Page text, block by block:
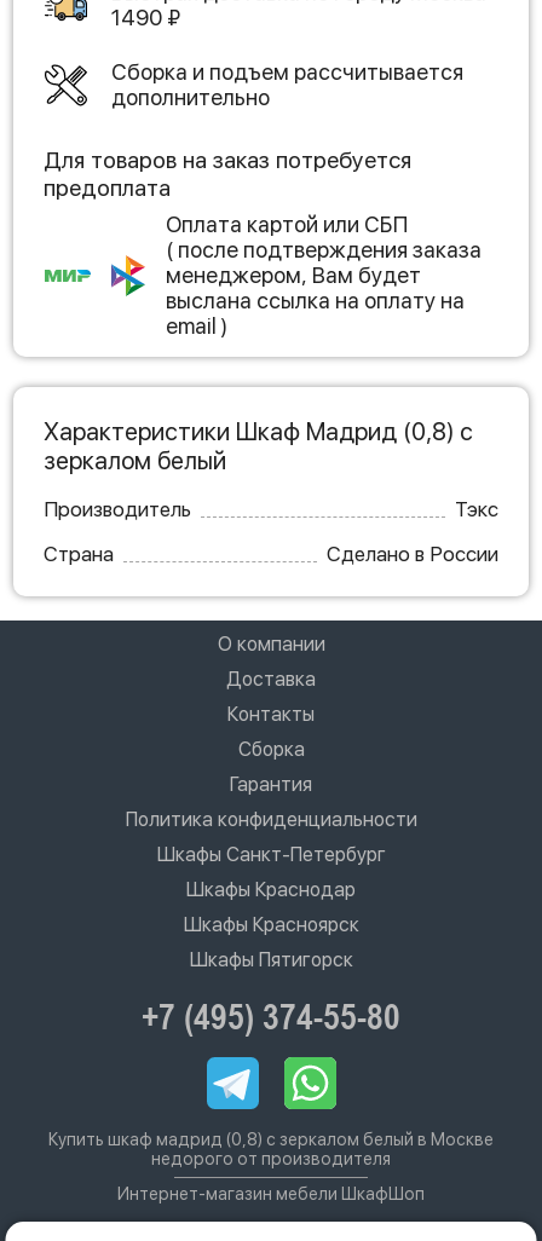
1490 ₽
Сборка и подъем рассчитывается
дополнительно
Для товаров на заказ потребуется
предоплата
Оплата картой или СБП
( после подтверждения заказа
менеджером, Вам будет
выслана ссылка на оплату на
email )
Характеристики Шкаф Мадрид (0,8) с
зеркалом белый
Производитель
Тэкс
Страна
Сделано в России
О компании
Доставка
Контакты
Сборка
Гарантия
Политика конфиденциальности
Шкафы Санкт-Петербург
Шкафы Краснодар
Шкафы Красноярск
Шкафы Пятигорск
+7 (495) 374-55-80
Купить шкаф мадрид (0,8) с зеркалом белый в Москве
недорого от производителя
Интернет-магазин мебели ШкафШоп